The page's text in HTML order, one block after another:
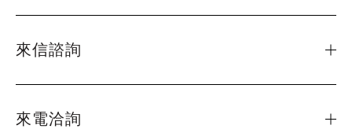
來信諮詢
來電洽詢